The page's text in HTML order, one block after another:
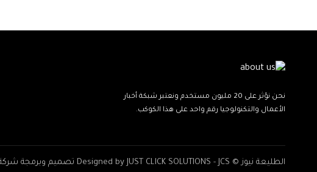
نحن نؤثر على 20 مليون مستخدم ونعتبر شبكة أخبار
الأعمال والتكنولوجيا رقم واحد على هذا الكوكب.
الطليعة نيوز © Designed by JUST CLICK SOLUTIONS - JCS تصميم وبرمجة شركة فقط اضغط للحلول المتقدمة . All Rights Reserved.